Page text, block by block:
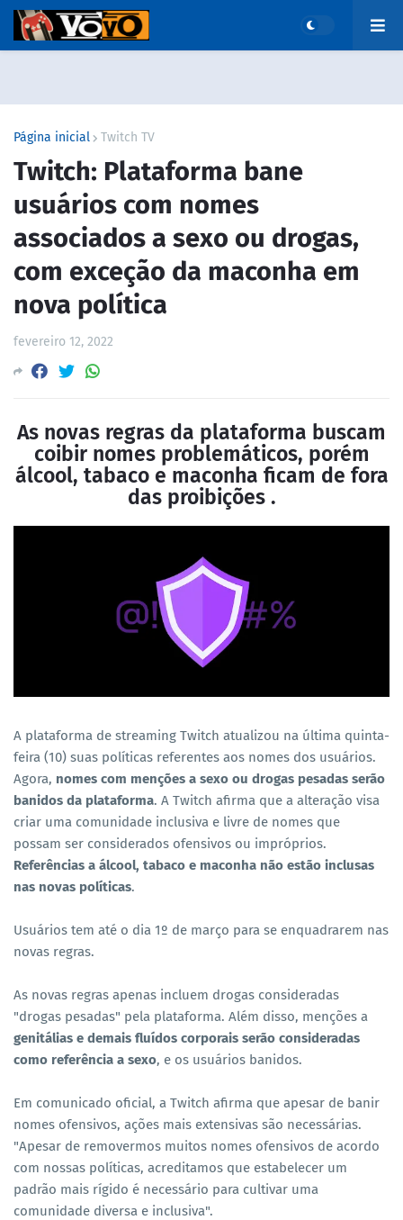
Página inicial Twitch TV
Twitch: Plataforma bane
usuários com nomes
associados a sexo ou drogas,
com exceção da maconha em
nova política
fevereiro 12, 2022
As novas regras da plataforma buscam
coibir nomes problemáticos, porém
álcool, tabaco e maconha ficam de fora
das proibições.
A plataforma de streaming Twitch atualizou na última quinta-
feira (10) suas políticas referentes aos nomes dos usuários.
Agora, nomes com menções a sexo ou drogas pesadas serão
banidos da plataforma. A Twitch afirma que a alteração visa
criar uma comunidade inclusiva e livre de nomes que
possam ser considerados ofensivos ou impróprios.
Referências a álcool, tabaco e maconha não estão inclusas
nas novas políticas.
Usuários tem até o dia 1º de março para se enquadrarem nas
novas regras.
As novas regras apenas incluem drogas consideradas
"drogas pesadas" pela plataforma. Além disso, menções a
genitálias e demais fluídos corporais serão consideradas
como referência a sexo, e os usuários banidos.
Em comunicado oficial, a Twitch afirma que apesar de banir
nomes ofensivos, ações mais extensivas são necessárias.
"Apesar de removermos muitos nomes ofensivos de acordo
com nossas políticas, acreditamos que estabelecer um
padrão mais rígido é necessário para cultivar uma
comunidade diversa e inclusiva".